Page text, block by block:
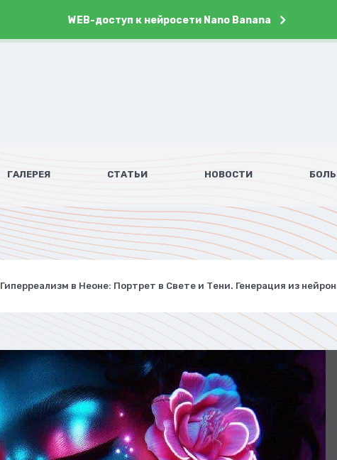
WEB-доступ к нейросети Nano Banana
ГАЛЕРЕЯ СТАТЬИ НОВОСТИ
Гиперреализм в Неоне: Портрет в Свете и Тени. Генерация из